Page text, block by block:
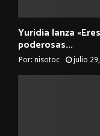
Yuridia lanza
poderosas...
Por: nisotoc julio